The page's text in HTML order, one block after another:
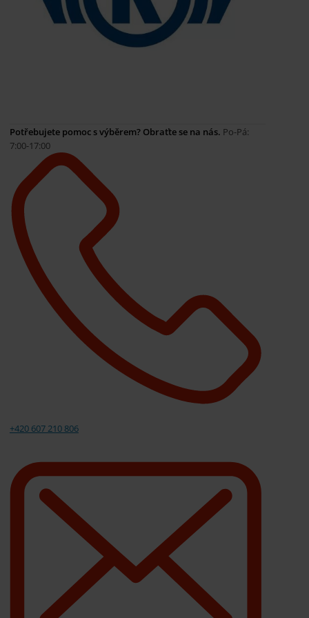
Potřebujete pomoc s výběrem? Obraťte se na nás. Po-Pá:
7:00-17:00
+420 607 210 806